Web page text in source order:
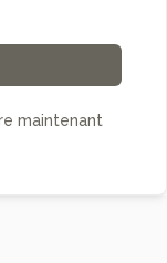
maintenant